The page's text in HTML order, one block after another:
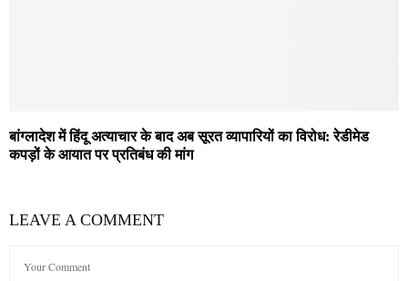
बांग्लादेश में हिंदू अत्याचार के बाद अब सूरत व्यापारियों का विरोध: रेडीमेड
कपड़ों के आयात पर प्रतिबंध की मांग
LEAVE A COMMENT